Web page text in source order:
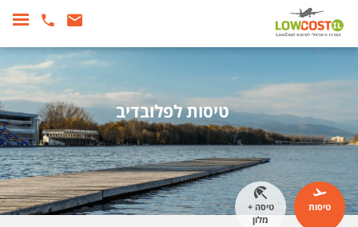
טיסות
טיסה +
מלון
טיסות לפלובדיב